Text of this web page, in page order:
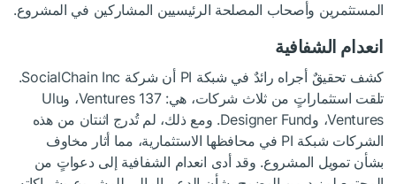
المستثمرين وأصحاب المصلحة الرئيسيين المشاركين في المشروع.
انعدام الشفافية
كشف تحقيقٌ أجراه رائدٌ في شبكة PI أن شركة SocialChain Inc.
تلقت استثماراتٍ من ثلاث شركات، هي: 137 Ventures، وUlu
Ventures، وDesigner Fund. ومع ذلك، لم تُدرج اثنتان من هذه
الشركات شبكة PI في محافظها الاستثمارية، مما أثار مخاوف
بشأن تمويل المشروع. وقد أدى انعدام الشفافية إلى دعواتٍ من